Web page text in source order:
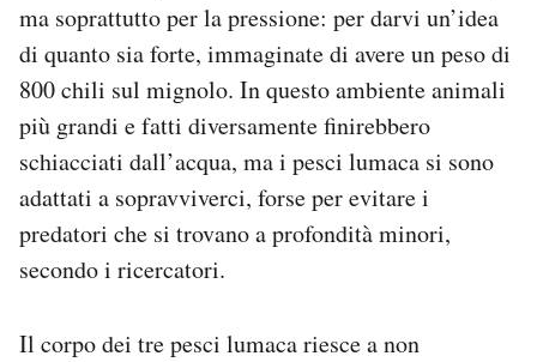
ma soprattutto per la pressione: per darvi un’idea
di quanto sia forte, immaginate di avere un peso di
800 chili sul mignolo. In questo ambiente animali
più grandi e fatti diversamente finirebbero
schiacciati dall’acqua, ma i pesci lumaca si sono
adattati a sopravviverci, forse per evitare i
predatori che si trovano a profondità minori,
secondo i ricercatori.
Il corpo dei tre pesci lumaca riesce a non